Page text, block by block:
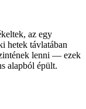
az egy
hetek távlatában
lenni — ezek
alapból épült.